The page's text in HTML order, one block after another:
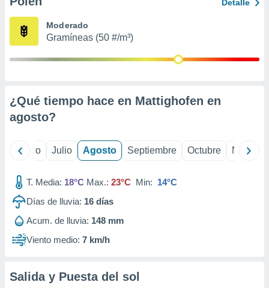
publicidad
1199
Detalle
Moderado
Gramíneas (50 #/m³)
¿Qué tiempo hace en Mattighofen en
agosto?
Junio Julio Agosto Septiembre Octubre
T. Media: 18°C Max.: 23°C Min: 14°C
Días de lluvia: 16 días
Acum. de lluvia: 148 mm
Viento medio: 7 km/h
Salida y Puesta del sol